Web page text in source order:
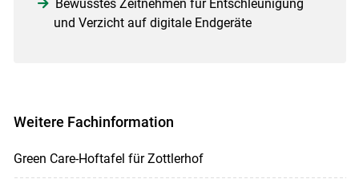
Bewusstes Zeitnehmen für Entschleunigung
und Verzicht auf digitale Endgeräte
Weitere Fachinformation
Green Care-Hoftafel für Zottlerhof